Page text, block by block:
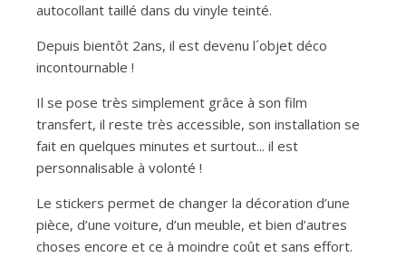
autocollant taillé dans du vinyle teinté.
Depuis bientôt 2ans, il est devenu l´objet déco
incontournable !
Il se pose très simplement grâce à son film
transfert, il reste très accessible, son installation se
fait en quelques minutes et surtout... il est
personnalisable à volonté !
Le stickers permet de changer la décoration d’une
pièce, d’une voiture, d’un meuble, et bien d’autres
choses encore et ce à moindre coût et sans effort.